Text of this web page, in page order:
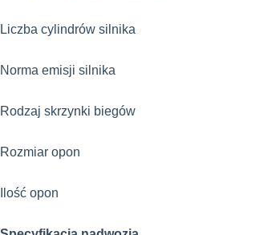
Liczba cylindrów silnika
Norma emisji silnika
Rodzaj skrzynki biegów
Rozmiar opon
Ilość opon